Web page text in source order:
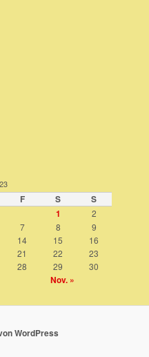
F S
S
1
2
7 8
9
14 15
16
21 22
23
28 29 30
Nov. »
WordPress